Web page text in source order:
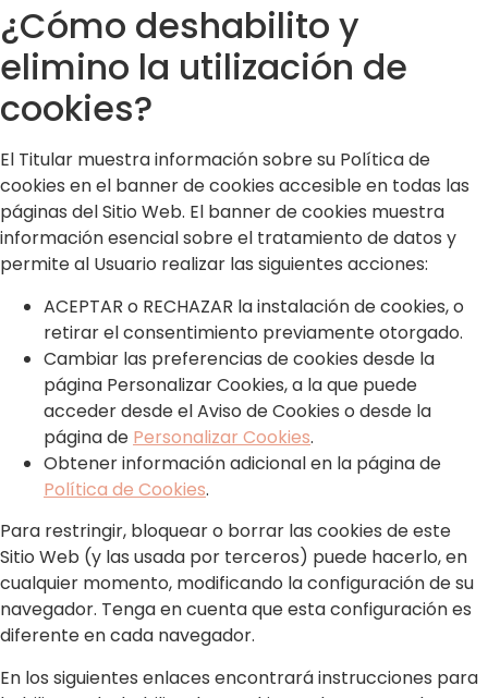
¿Cómo deshabilito y
elimino la utilización de
cookies?
El Titular muestra información sobre su Política de
cookies en el banner de cookies accesible en todas las
páginas del Sitio Web. El banner de cookies muestra
información esencial sobre el tratamiento de datos y
permite al Usuario realizar las siguientes acciones:
ACEPTAR o RECHAZAR la instalación de cookies, o
retirar el consentimiento previamente otorgado.
Cambiar las preferencias de cookies desde la
página Personalizar Cookies, a la que puede
acceder desde el Aviso de Cookies o desde la
página de Personalizar Cookies.
Obtener información adicional en la página de
Política de Cookies.
Para restringir, bloquear o borrar las cookies de este
Sitio Web (y las usada por terceros) puede hacerlo, en
cualquier momento, modificando la configuración de su
navegador. Tenga en cuenta que esta configuración es
diferente en cada navegador.
En los siguientes enlaces encontrará instrucciones para